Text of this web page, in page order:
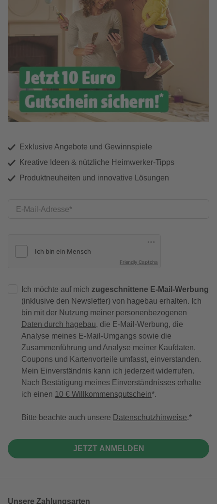
Exklusive Angebote und Gewinnspiele
Kreative Ideen & nützliche Heimwerker-Tipps
Produktneuheiten und innovative Lösungen
E-Mail-Adresse
Friendly Captcha
Ich möchte auf mich zugeschnittene E-Mail-Werbung
(inklusive den Newsletter) von hagebau erhalten. Ich
bin mit der Nutzung meiner personenbezogenen
Daten durch hagebau, die E-Mail-Werbung, die
Analyse meines E-Mail-Umgangs sowie die
Zusammenführung und Analyse meiner Kaufdaten,
Coupons und Kartenvorteile umfasst, einverstanden.
Mein Einverständnis kann ich jederzeit widerrufen.
Nach Bestätigung meines Einverständnisses erhalte
ich einen 10 € Willkommensgutschein*.
Bitte beachte auch unsere Datenschutzhinweise.
JETZT ANMELDEN
Unsere Zahlungsarten